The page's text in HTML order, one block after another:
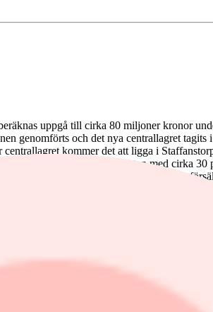
uppgå till cirka 80 miljoner kronor
genomförts och det nya centrallagret
kommer det att ligga i
samt öka effektiviteten med cirka
för cirka en tredjedel av koncernens
kunder och aktieägare. Vi ser med